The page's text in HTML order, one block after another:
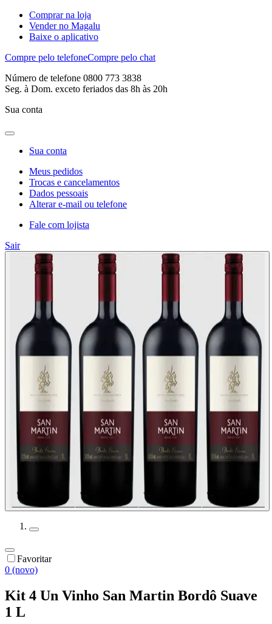
Comprar na loja
Vender no Magalu
Baixe o aplicativo
Compre pelo telefoneCompre pelo chat
Número de telefone 0800 773 3838
Seg. à Dom. exceto feriados das 8h às 20h
Sua conta
Sua conta
Meus pedidos
Trocas e cancelamentos
Dados pessoais
Alterar e-mail ou telefone
Fale com lojista
Sair
Favoritar
0 (novo)
Kit 4 Un Vinho San Martin Bordô Suave
1 L